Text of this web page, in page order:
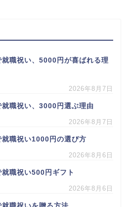
職祝い、5000円が喜ばれる理
2026年8月7日
職祝い、3000円選ぶ理由
2026年8月7日
職祝い1000円の選び方
2026年8月6日
職祝い500円ギフト
2026年8月6日